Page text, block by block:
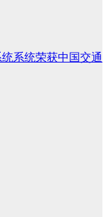
系统荣获中国交通